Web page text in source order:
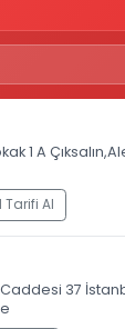
1 A
Tarifi Al
37